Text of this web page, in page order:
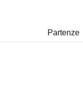
Partenze